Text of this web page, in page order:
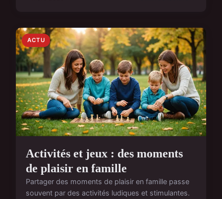
ACTU
Activités et jeux : des moments
de plaisir en famille
Partager des moments de plaisir en famille passe
souvent par des activités ludiques et stimulantes.